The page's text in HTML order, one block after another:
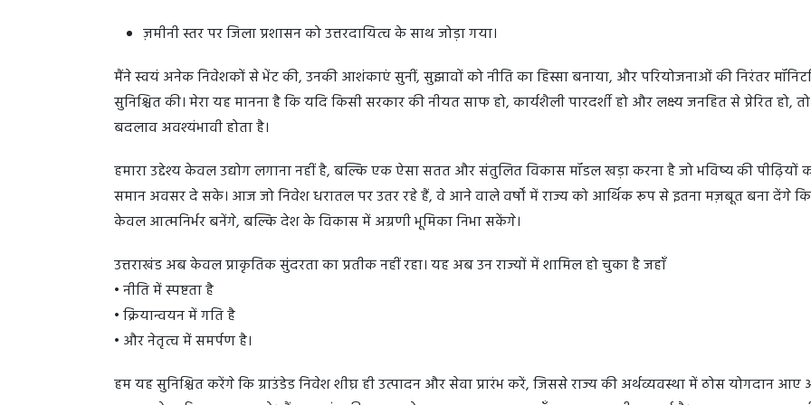
ज़मीनी स्तर पर जिला प्रशासन को उत्तरदायित्व के साथ जोड़ा गया।
मैंने स्वयं अनेक निवेशकों से भेंट की, उनकी आशंकाएं सुनीं, सुझावों को नीति का हिस्सा बनाया, और परियोजनाओं की निरंतर
सुनिश्चित की। मेरा यह मानना है कि यदि किसी सरकार की नीयत साफ हो, कार्यशैली पारदर्शी हो और लक्ष्य जनहित से प्रेरित हो, तो
बदलाव अवश्यंभावी होता है।
हमारा उद्देश्य केवल उद्योग लगाना नहीं है, बल्कि एक ऐसा सतत और संतुलित विकास मॉडल खड़ा करना है जो भविष्य की पीढ़ियों
समान अवसर दे सके। आज जो निवेश धरातल पर उतर रहे हैं, वे आने वाले वर्षों में राज्य को आर्थिक रूप से इतना मज़बूत बना देंगे
केवल आत्मनिर्भर बनेंगे, बल्कि देश के विकास में अग्रणी भूमिका निभा सकेंगे।
उत्तराखंड अब केवल प्राकृतिक सुंदरता का प्रतीक नहीं रहा। यह अब उन राज्यों में शामिल हो चुका है जहाँ
• नीति में स्पष्टता है
• क्रियान्वयन में गति है
• और नेतृत्व में समर्पण है।
हम यह सुनिश्चित करेंगे कि ग्राउंडेड निवेश शीघ्र ही उत्पादन और सेवा प्रारंभ करें, जिससे राज्य की अर्थव्यवस्था में ठोस योगदान आए